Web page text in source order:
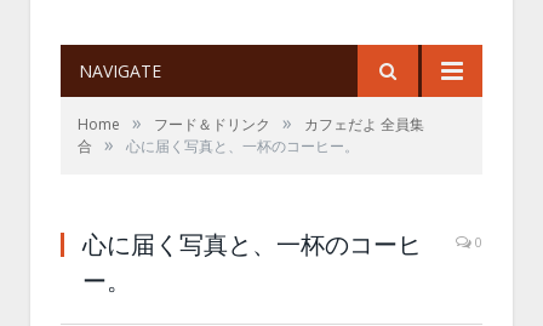
NAVIGATE
Home » フード＆ドリンク »
カフェだよ 全員集
合
» 心に届く写真と、一杯のコーヒー。
心に届く写真と、一杯のコーヒ
ー。
0